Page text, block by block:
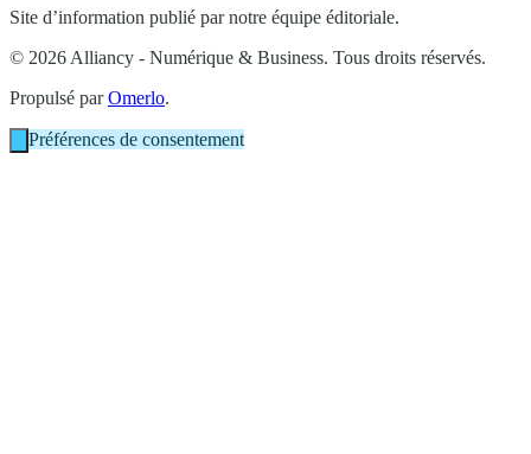
Site d’information publié par notre équipe éditoriale.
© 2026 Alliancy - Numérique & Business. Tous droits réservés.
Propulsé parOmerlo.
Préférences de consentement